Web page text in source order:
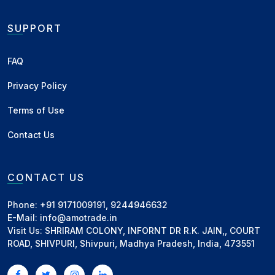
आयात बढ़ाने के लिए प्रेरित कर सकती है।
टेक्निकल रूप से पाम तेल ₹1180 से ₹1240 के दायरे में बना रह सकता
Related News
हाइलाइट्स: • 2025-26 में खाद्यान्न उत्पादन ने
बनाया नया रिकॉर्ड • चावल और गेहूं उत्पादन
ऐतिहासिक उच्च स्तर पर • खाद्य सुरक्षा और
आत्मनिर्भर भारत को...
SUPPORT
FAQ
Privacy Policy
Terms of Use
Contact Us
CONTACT US
Phone: +91 9171009191, 9244946632
E-Mail: info@amotrade.in
Visit Us: SHRIRAM COLONY, INFORNT DR R.K. JAIN,, COURT
ROAD, SHIVPURI, Shivpuri, Madhya Pradesh, India, 473551